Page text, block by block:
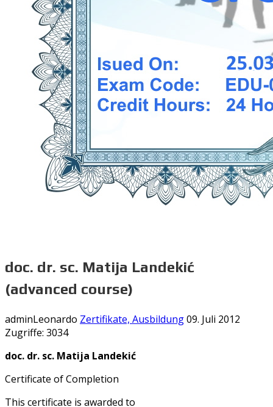
doc. dr. sc. Matija Landekić
(advanced course)
adminLeonardo Zertifikate, Ausbildung09. Juli 2012
Zugriffe: 3034
doc. dr. sc. Matija Landekić
Certificate of Completion
This certificate is awarded to